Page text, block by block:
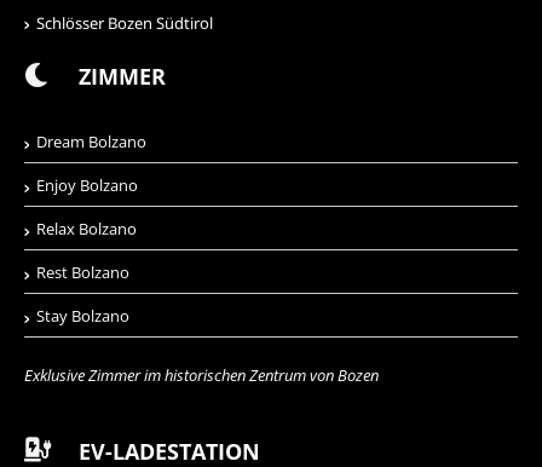
Schlösser Bozen Südtirol
ZIMMER
Dream Bolzano
Enjoy Bolzano
Relax Bolzano
Rest Bolzano
Stay Bolzano
Exklusive Zimmer im historischen Zentrum von Bozen
EV-LADESTATION